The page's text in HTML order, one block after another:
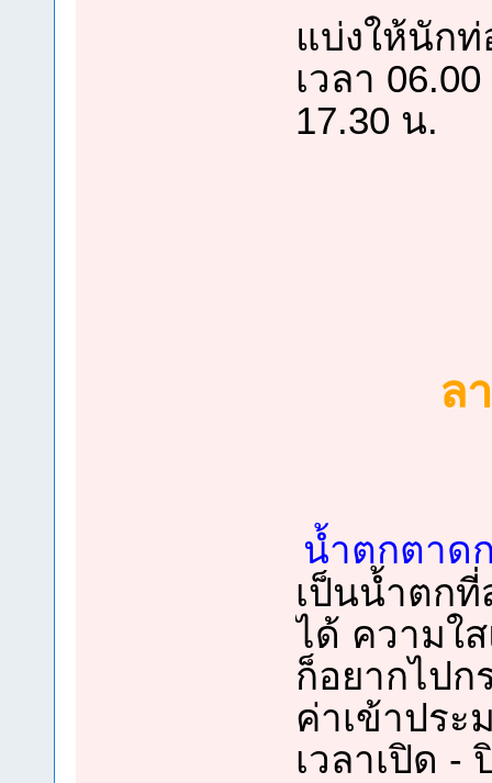
แบ่งให้นักท่
เวลา
17.30 น.
ล
น้ำตกตาด
เป็นน้ำตกที่
ได้ ความใ
ก็อยากไปก
ค่าเข้าปร
เวลาเปิด -